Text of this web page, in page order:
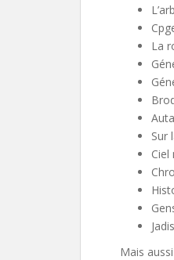
La
Sur
Ciel
Mais